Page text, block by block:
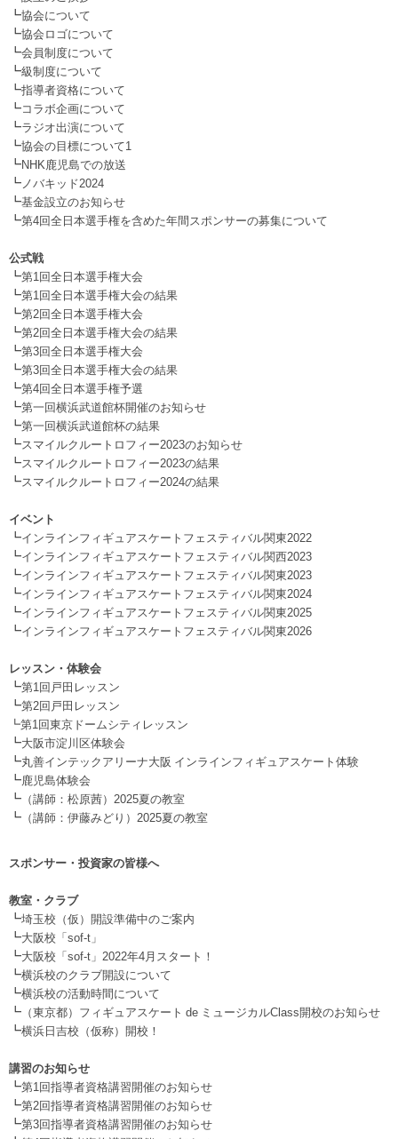
┗協会について
┗協会ロゴについて
┗会員制度について
┗級制度について
┗指導者資格について
┗コラボ企画について
┗ラジオ出演について
┗協会の目標について1
┗NHK鹿児島での放送
┗ ノバキッド2024
┗基金設立のお知らせ
┗第4回全日本選手権を含めた年間スポンサーの募集について
公式戦
┗第1回全日本選手権大会
┗第1回全日本選手権大会の結果
┗第2回全日本選手権大会
┗第2回全日本選手権大会の結果
┗第3回全日本選手権大会
┗第3回全日本選手権大会の結果
┗第4回全日本選手権予選
┗第一回横浜武道館杯開催のお知らせ
┗第一回横浜武道館杯の結果
┗スマイルクルートロフィー2023のお知らせ
┗スマイルクルートロフィー2023の結果
┗スマイルクルートロフィー2024の結果
イベント
┗インラインフィギュアスケートフェスティバル関東2022
┗インラインフィギュアスケートフェスティバル関西2023
┗インラインフィギュアスケートフェスティバル関東2023
┗インラインフィギュアスケートフェスティバル関東2024
┗インラインフィギュアスケートフェスティバル関東2025
┗インラインフィギュアスケートフェスティバル関東2026
レッスン・体験会
┗第1回戸田レッスン
┗第2回戸田レッスン
┗第1回東京ドームシティレッスン
┗大阪市淀川区体験会
┗丸善インテックアリーナ大阪 インラインフィギュアスケート体験
┗ 鹿児島体験会
┗ （講師：松原茜）2025夏の教室
┗ （講師：伊藤みどり）2025夏の教室
スポンサー・投資家の皆様へ
教室・クラブ
┗埼玉校（仮）開設準備中のご案内
┗大阪校「sof-t」
┗大阪校「sof-t」2022年4月スタート！
┗横浜校のクラブ開設について
┗横浜校の活動時間について
┗ （東京都）フィギュアスケート de ミュージカルClass開校のお知らせ
┗横浜日吉校（仮称）開校！
講習のお知らせ
┗第1回指導者資格講習開催のお知らせ
┗第2回指導者資格講習開催のお知らせ
┗第3回指導者資格講習開催のお知らせ